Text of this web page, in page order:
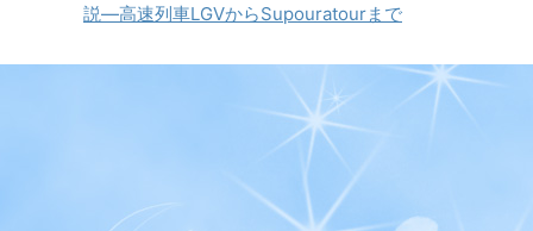
説―高速列車LGVからSupouratourまで